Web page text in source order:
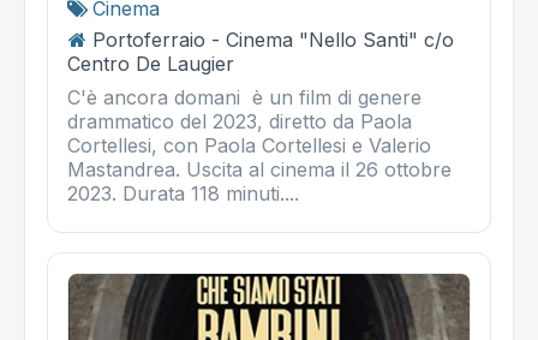
Cinema
Portoferraio - Cinema "Nello Santi" c/o
Centro De Laugier
C'è ancora domani è un film di genere
drammatico del 2023, diretto da Paola
Cortellesi, con Paola Cortellesi e Valerio
Mastandrea. Uscita al cinema il 26 ottobre
2023. Durata 118 minuti....